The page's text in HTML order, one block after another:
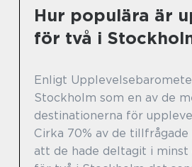
Hur populära är
för två i
Enligt
Stockholm som en av de
destinationerna för
Cirka 70% av de tillfrågade
att de hade deltagit i minst